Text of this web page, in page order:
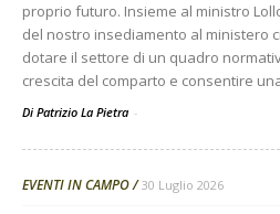
proprio futuro. Insieme al ministro
del nostro insediamento al ministero
dotare il settore di un quadro
crescita del comparto e consentire
Di Patrizio La Pietra -
EVENTI IN CAMPO 30 Luglio 2026